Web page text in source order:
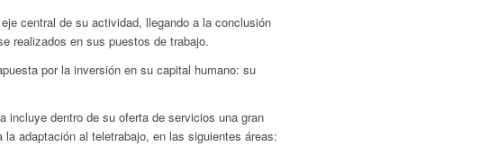
central de su actividad, llegando a la conclusión
realizados en sus puestos de trabajo.
por la inversión en su capital humano: su
incluye dentro de su oferta de servicios una gran
adaptación al teletrabajo, en las siguientes áreas: